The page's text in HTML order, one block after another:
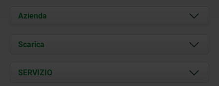
Azienda
Chi siamo
Contatti
Scarica
Documents
SERVIZIO